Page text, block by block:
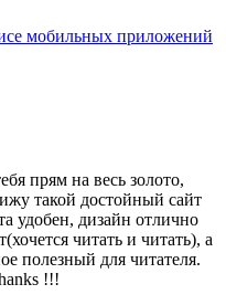
мобильных приложений
прям на весь золото,
такой достойный сайт
удобен, дизайн отлично
читать и читать), а
полезный для читателя.
!!!